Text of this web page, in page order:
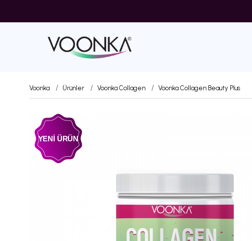
Voonka Ürünler Voonka Collagen Voonka Collagen Beauty Plus
YENİ ÜRÜN